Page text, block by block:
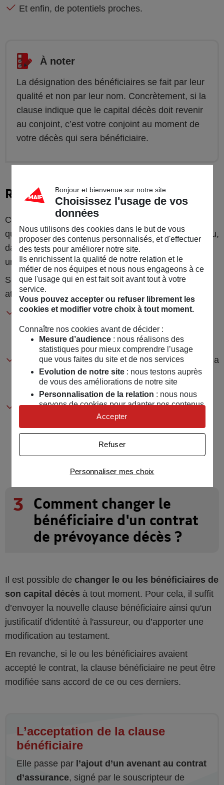
Et enfin, de potentiels proches.
À noter
La désignation des bénéficiaires se fait par leur
qualité et non par leur nom. Concrètement, si la
clause indique que le capital décès doit revenir
au conjoint, c’est votre conjoint au moment de
votre décès qui sera bénéficiaire.
Rédiger une clause particulière
Cela a l’avantage de permettre de privilégier
quelqu’un en particulier, qui ne percevrait rien ou peu,
dans le cadre des clauses standards : par exemple
un petit enfant ou un concubin.
Si la clause particulière est choisie, il faut faire
attention ! Plusieurs éléments doivent être précisés :
L’identité précise du ou des bénéficiaires de
premier rang : nom, prénom, date et lieu de
naissance, adresse.
L’ordre de priorité entre les bénéficiaires s’il y en a
plusieurs et la répartition du capital décès entre
Les bénéficiaires de second rang, qui toucheront
votre capital décès, en cas de décès du ou des
bénéficiaires de votre choix.
3
Comment changer le
bénéficiaire d'un contrat
de prévoyance décès ?
Il est possible de changer le ou les bénéficiaires de
son capital décès à tout moment. Pour cela, il suffit
d’envoyer la nouvelle clause bénéficiaire ainsi qu'un
justificatif d'identité à l'assureur, ou d’apporter une
modification au testament.
En revanche, si le ou les bénéficiaires avaient
accepté le contrat, la clause bénéficiaire ne peut être
modifiée sans accord de ce ou ces derniers.
L’acceptation de la clause
bénéficiaire
Elle passe par l’ajout d’un avenant au contrat
d’assurance, signé par le souscripteur de
Bonjour et bienvenue sur notre site
Choisissez l'usage de vos
données
Nous utilisons des cookies dans le but de vous
proposer des contenus personnalisés, et d'effectuer
des tests pour améliorer notre site.
Ils enrichissent la qualité de notre relation et le
métier de nos équipes et nous nous engageons à ce
que l'usage qui en est fait soit avant tout à votre
service.
Vous pouvez accepter ou refuser librement les
cookies et modifier votre choix à tout moment.
Connaître nos cookies avant de décider :
Mesure d’audience: nous réalisons des
statistiques pour mieux comprendre l’usage
que vous faites du site et de nos services
Evolution de notre site: nous testons auprès
de vous des améliorations de notre site
Personnalisation de la relation : nous nous
servons de cookies pour adapter nos contenus
et personnaliser nos offres
Univers publicitaire: nous utilisons avec nos
publicités personnalisées
Personnaliser mes choix
Refuser
Accepter